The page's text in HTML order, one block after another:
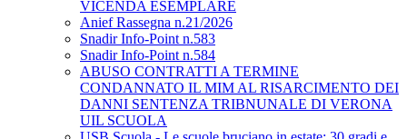
VICENDA ESEMPLARE
Anief Rassegna n.21/2026
Snadir Info-Point n.583
Snadir Info-Point n.584
ABUSO CONTRATTI A TERMINE
CONDANNATO IL MIM AL RISARCIMENTO DEI
DANNI SENTENZA TRIBNUNALE DI VERONA
UIL SCUOLA